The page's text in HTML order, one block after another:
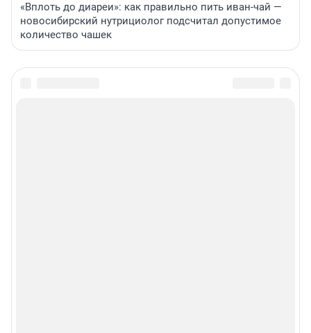
«Вплоть до диареи»: как правильно пить иван-чай —
новосибирский нутрициолог подсчитал допустимое
количество чашек